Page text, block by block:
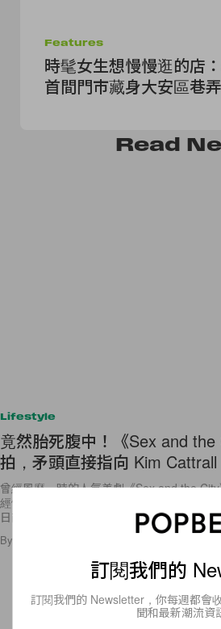
Features
時髦女生想慢慢逛的店
首間門市藏身大安區巷弄
Read
Lifestyle
竟然胎死腹中！《Sex and
拍，矛頭直接指向 Kim Cattrall
曾經風靡一時的人氣美劇《Sex and the
經傳出會開拍電影版第 3 集的消息，故事和
日前卻傳出電影胎死腹中，而這個消息已獲
By
訂閱我們的
訂閱我們的 Newsletter，你每週都會
聞和最新潮流資